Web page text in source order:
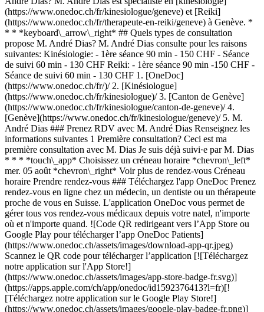
(https://www.onedoc.ch/fr/kinesiologue/geneve) et [Reiki]
(https://www.onedoc.ch/fr/therapeute-en-reiki/geneve) à Genève. *
* * *keyboard\_arrow\_right* ## Quels types de consultation
propose M. André Dias? M. André Dias consulte pour les raisons
suivantes: Kinésiologie: - 1ère séance 90 min - 150 CHF - Séance
de suivi 60 min - 130 CHF Reiki: - 1ère séance 90 min -150 CHF -
Séance de suivi 60 min - 130 CHF 1. [OneDoc](https://www.onedoc.ch/fr/)/ 2. [Kinésiologue](https://www.onedoc.ch/fr/kinesiologue)/ 3. [Canton de Genève](https://www.onedoc.ch/fr/kinesiologue/canton-de-geneve)/ 4. [Genève](https://www.onedoc.ch/fr/kinesiologue/geneve)/ 5. M. André Dias ### Prenez RDV avec M. André Dias Renseignez les informations suivantes 1 Première consultation? Ceci est ma première consultation avec M. Dias Je suis déjà suivi·e par M. Dias * * * *touch\_app* Choisissez un créneau horaire *chevron\_left* mer. 05 août *chevron\_right* Voir plus de rendez-vous Créneau horaire Prendre rendez-vous ### Téléchargez l'app OneDoc Prenez rendez-vous en ligne chez un médecin, un dentiste ou un thérapeute proche de vous en Suisse. L'application OneDoc vous permet de gérer tous vos rendez-vous médicaux depuis votre natel, n'importe où et n'importe quand. ![Code QR redirigeant vers l’App Store ou Google Play pour télécharger l’app OneDoc Patients](https://www.onedoc.ch/assets/images/download-app-qr.jpeg) Scannez le QR code pour télécharger l’application [![Téléchargez notre application sur l'App Store!](https://www.onedoc.ch/assets/images/app-store-badge-fr.svg)](https://apps.apple.com/ch/app/onedoc/id1592376413?l=fr)[![Téléchargez notre application sur le Google Play Store!](https://www.onedoc.ch/assets/images/google-play-badge-fr.png)](https://play.google.com/store/apps/details?id=ch.onedoc.patient&hl=fr-CH) *keyboard\_arrow\_right* ## Spécialités associées [Kinésiologue à Genève](https://www.onedoc.ch/fr/kinesiologue/geneve)[Kinésiologue à Carouge](https://www.onedoc.ch/fr/kinesiologue/carouge)[Kinésiologue à Lancy](https://www.onedoc.ch/fr/kinesiologue/lancy)[Kinésiologue à Morges](https://www.onedoc.ch/fr/kinesiologue/morges)[Kinésiologue à Gland](https://www.onedoc.ch/fr/kinesiologue/gland)[Kinésiologue à Bernex](https://www.onedoc.ch/fr/kinesiologue/bernex)[Kinésiologue à Nyon](https://www.onedoc.ch/fr/kinesiologue/nyon)[Kinésiologue à Plan-les-Ouates](https://www.onedoc.ch/fr/kinesiologue/plan-les-ouates)[Kinésiologue à Petit-Lancy](https://www.onedoc.ch/fr/kinesiologue/petit-lancy)[Kinésiologue à Versoix](https://www.onedoc.ch/fr/kinesiologue/versoix)[Kinésiologue à Onex](https://www.onedoc.ch/fr/kinesiologue/onex)[Kinésiologue à Thônex](https://www.onedoc.ch/fr/kinesiologue/thonex)[Kinésiologue à Vésenaz](https://www.onedoc.ch/fr/kinesiologue/vesenaz)[Kinésiologue à Veyrier](https://www.onedoc.ch/fr/kinesiologue/veyrier)[Kinésiologue à Aubonne](https://www.onedoc.ch/fr/kinesiologue/aubonne)[Kinésiologue à Lonay](https://www.onedoc.ch/fr/kinesiologue/lonay)[Kinésiologue à Chêne-Bougeries](https://www.onedoc.ch/fr/kinesiologue/chene-bougeries)[Kinésiologue à Grand-Lancy](https://www.onedoc.ch/fr/kinesiologue/grand-lancy)[Kinésiologue à Préverenges](https://www.onedoc.ch/fr/kinesiologue/preverenges)[Kinésiologue à Vessy](https://www.onedoc.ch/fr/kinesiologue/vessy)[Kinésiologue à Saint-Prex](https://www.onedoc.ch/fr/kinesiologue/saint-prex) *keyboard\_arrow\_right* ## Recherches fréquentes [Physiothérapeute à Genève](https://www.onedoc.ch/fr/physiotherapeute/geneve)[Psychologue à Genève](https://www.onedoc.ch/fr/psychologue/geneve)[Médecin généraliste à Genève](https://www.onedoc.ch/fr/medecin-generaliste/geneve)[Thérapeute en drainage lymphatique à Genève](https://www.onedoc.ch/fr/therapeute-en-drainage-lymphatique/geneve)[Masseur classique à Genève](https://www.onedoc.ch/fr/masseur-classique/geneve)[Spécialiste en médecine interne générale à Genève](https://www.onedoc.ch/fr/specialiste-en-medecine-interne-generale/geneve)[Réflexologue à Genève](https://www.onedoc.ch/fr/reflexologue/geneve)[Médecin-dentiste à Genève](https://www.onedoc.ch/fr/medecin-dentiste/geneve)[Acupuncteur à Genève](https://www.onedoc.ch/fr/acupuncteur/geneve)[Spécialiste en Médecine Traditionnelle Chinoise (MTC) à Genève](https://www.onedoc.ch/fr/specialiste-en-medecine-traditionnelle-chinoise-mtc/geneve)[Physiothérapeute du sport à Genève](https://www.onedoc.ch/fr/physiotherapeute-du-sport/geneve)[Gynécologue obstétricien à Genève](https://www.onedoc.ch/fr/gynecologue-obstetricien/geneve)[Psychothérapeute à Genève](https://www.onedoc.ch/fr/psychotherapeute/geneve)[Masseur thérapeutique à Genève](https://www.onedoc.ch/fr/masseur-therapeutique/geneve)[Ostéopathe à Genève](https://www.onedoc.ch/fr/osteopathe/geneve)[Thérapeute en nutrition MCO à Genève](https://www.onedoc.ch/fr/therapeute-en-nutrition-mco/geneve)[Ophtalmologue à Genève](https://www.onedoc.ch/fr/ophtalmologue/geneve)[Thérapeute en nutrition à Genève](https://www.onedoc.ch/fr/therapeute-en-nutrition/geneve)[Pédiatre à Genève](https://www.onedoc.ch/fr/pediatre/geneve)[Thérapeute en hypnose à Genève](https://www.onedoc.ch/fr/therapeute-en-hypnose/geneve)[Spécialiste en médecine esthétique à Genève](https://www.onedoc.ch/fr/specialiste-en-medecine-esthetique/geneve) *keyboard\_arrow\_right* ## Annuaire des professionnels de santé suisses [Liste des praticiens](https://www.onedoc.ch/fr/annuaire) [A](https://www.onedoc.ch/fr/annuaire/A) [B](https://www.onedoc.ch/fr/annuaire/B) [C](https://www.onedoc.ch/fr/annuaire/C) [D](https://www.onedoc.ch/fr/annuaire/D) [E](https://www.onedoc.ch/fr/annuaire/E) [F](https://www.onedoc.ch/fr/annuaire/F) [G](https://www.onedoc.ch/fr/annuaire/G) [H](https://www.onedoc.ch/fr/annuaire/H) [I](https://www.onedoc.ch/fr/annuaire/I) [J](https://www.onedoc.ch/fr/annuaire/J) [K](https://www.onedoc.ch/fr/annuaire/K) [L](https://www.onedoc.ch/fr/annuaire/L) [M](https://www.onedoc.ch/fr/annuaire/M) [N](https://www.onedoc.ch/fr/annuaire/N) [O](https://www.onedoc.ch/fr/annuaire/O) [P](https://www.onedoc.ch/fr/annuaire/P) [Q](https://www.onedoc.ch/fr/annuaire/Q) [R](https://www.onedoc.ch/fr/annuaire/R) [S](https://www.onedoc.ch/fr/annuaire/S) [T](https://www.onedoc.ch/fr/annuaire/T) [U](https://www.onedoc.ch/fr/annuaire/U) [V](https://www.onedoc.ch/fr/annuaire/V) [W](https://www.onedoc.ch/fr/annuaire/W) [X](https://www.onedoc.ch/fr/annuaire/X) [Y](https://www.onedoc.ch/fr/annuaire/Y) [Z](https://www.onedoc.ch/fr/annuaire/Z) ## OneDoc [Pour les professionnels de santé](https://info.onedoc.ch/fr/) [À propos de nous](https://info.onedoc.ch/fr/raison-d-etre/) [Presse](https://info.onedoc.ch/fr/presse/) [Carrières](https://career.onedoc.ch/fr) [Centre de confidentialité](https://privacy.onedoc.ch/fr/) [Gestion des cookies](javascript:Didomi.preferences.show%28%29) [Centre d'aide](https://help.onedoc.ch/fr/) ## Langues [Deutsch](https://www.onedoc.ch/de/kinesiologe/genf/pcz3i/andre-dias) [Français](https://www.onedoc.ch/fr/kinesiologue/geneve/pcz3i/andre-dias) [Italiano](https://www.onedoc.ch/it/kinesiologo/ginevra/pcz3i/andre-dias) [English](https://www.onedoc.ch/en/kinesiologist/geneva/pcz3i/andre-dias) ## Spécialités associées [Kinésiologue à Genève](https://www.onedoc.ch/fr/kinesiologue/geneve) [Kinésiologue à Carouge](https://www.onedoc.ch/fr/kinesiologue/carouge) [Kinésiologue à Lancy](https://www.onedoc.ch/fr/kinesiologue/lancy) [Kinésiologue à Morges](https://www.onedoc.ch/fr/kinesiologue/morges) [Kinésiologue à Gland](https://www.onedoc.ch/fr/kinesiologue/gland) [Kinésiologue à Bernex](https://www.onedoc.ch/fr/kinesiologue/bernex) [Kinésiologue à Nyon](https://www.onedoc.ch/fr/kinesiologue/nyon) [Kinésiologue à Plan-les-Ouates](https://www.onedoc.ch/fr/kinesiologue/plan-les-ouates) [Kinésiologue à Petit-Lancy](https://www.onedoc.ch/fr/kinesiologue/petit-lancy) [Kinésiologue à Versoix](https://www.onedoc.ch/fr/kinesiologue/versoix) [Kinésiologue à Onex](https://www.onedoc.ch/fr/kinesiologue/onex) [Kinésiologue à Thônex](https://www.onedoc.ch/fr/kinesiologue/thonex) [Kinésiologue à Vésenaz](https://www.onedoc.ch/fr/kinesiologue/vesenaz) [Kinésiologue à Veyrier](https://www.onedoc.ch/fr/kinesiologue/veyrier) [Kinésiologue à Aubonne](https://www.onedoc.ch/fr/kinesiologue/aubonne) [Kinésiologue à Lonay](https://www.onedoc.ch/fr/kinesiologue/lonay) [Kinésiologue à Chêne-Bougeries](https://www.onedoc.ch/fr/kinesiologue/chene-bougeries) [Kinésiologue à Grand-Lancy](https://www.onedoc.ch/fr/kinesiologue/grand-lancy) [Kinésiologue à Préverenges](https://www.onedoc.ch/fr/kinesiologue/preverenges) [Kinésiologue à Vessy](https://www.onedoc.ch/fr/kinesiologue/vessy) [Kinésiologue à Saint-Prex](https://www.onedoc.ch/fr/kinesiologue/saint-prex) ## Recherches fréquentes [Physiothérapeute à Genève](https://www.onedoc.ch/fr/physiotherapeute/geneve) [Psychologue à Genève](https://www.onedoc.ch/fr/psychologue/geneve) [Médecin généraliste à Genève](https://www.onedoc.ch/fr/medecin-generaliste/geneve) [Thérapeute en drainage lymphatique à Genève](https://www.onedoc.ch/fr/therapeute-en-drainage-lymphatique/geneve) [Massage classique à Genève](https://www.onedoc.ch/fr/masseur-classique/geneve) [Spécialiste en médecine interne générale à Genève](https://www.onedoc.ch/fr/specialiste-en-medecine-interne-generale/geneve) [Réflexologue à Genève](https://www.onedoc.ch/fr/reflexologue/geneve) [Médecin-dentiste à Genève](https://www.onedoc.ch/fr/medecin-dentiste/geneve) [Acupuncture à Genève](https://www.onedoc.ch/fr/acupuncteur/geneve) [Spécialiste en Médecine Traditionnelle Chinoise (MTC) à Genève](https://www.onedoc.ch/fr/specialiste-en-medecine-traditionnelle-chinoise-mtc/geneve) [Physiothérapeute du sport à Genève](https://www.onedoc.ch/fr/physiotherapeute-du-sport/geneve) [Gynécologue obstétricien à Genève](https://www.onedoc.ch/fr/gynecologue-obstetricien/geneve) [Psychothérapeute à Genève](https://www.onedoc.ch/fr/psychotherapeute/geneve) [Massage thérapeutique à Genève](https://www.onedoc.ch/fr/masseur-therapeutique/geneve) [Ostéopathe à Genève](https://www.onedoc.ch/fr/osteopathe/geneve) [Thérapeute en nutrition MCO à Genève](https://www.onedoc.ch/fr/therapeute-en-nutrition-mco/geneve) [Ophtalmologue à Genève](https://www.onedoc.ch/fr/ophtalmologue/geneve) [Thérapeute en nutrition à Genève]